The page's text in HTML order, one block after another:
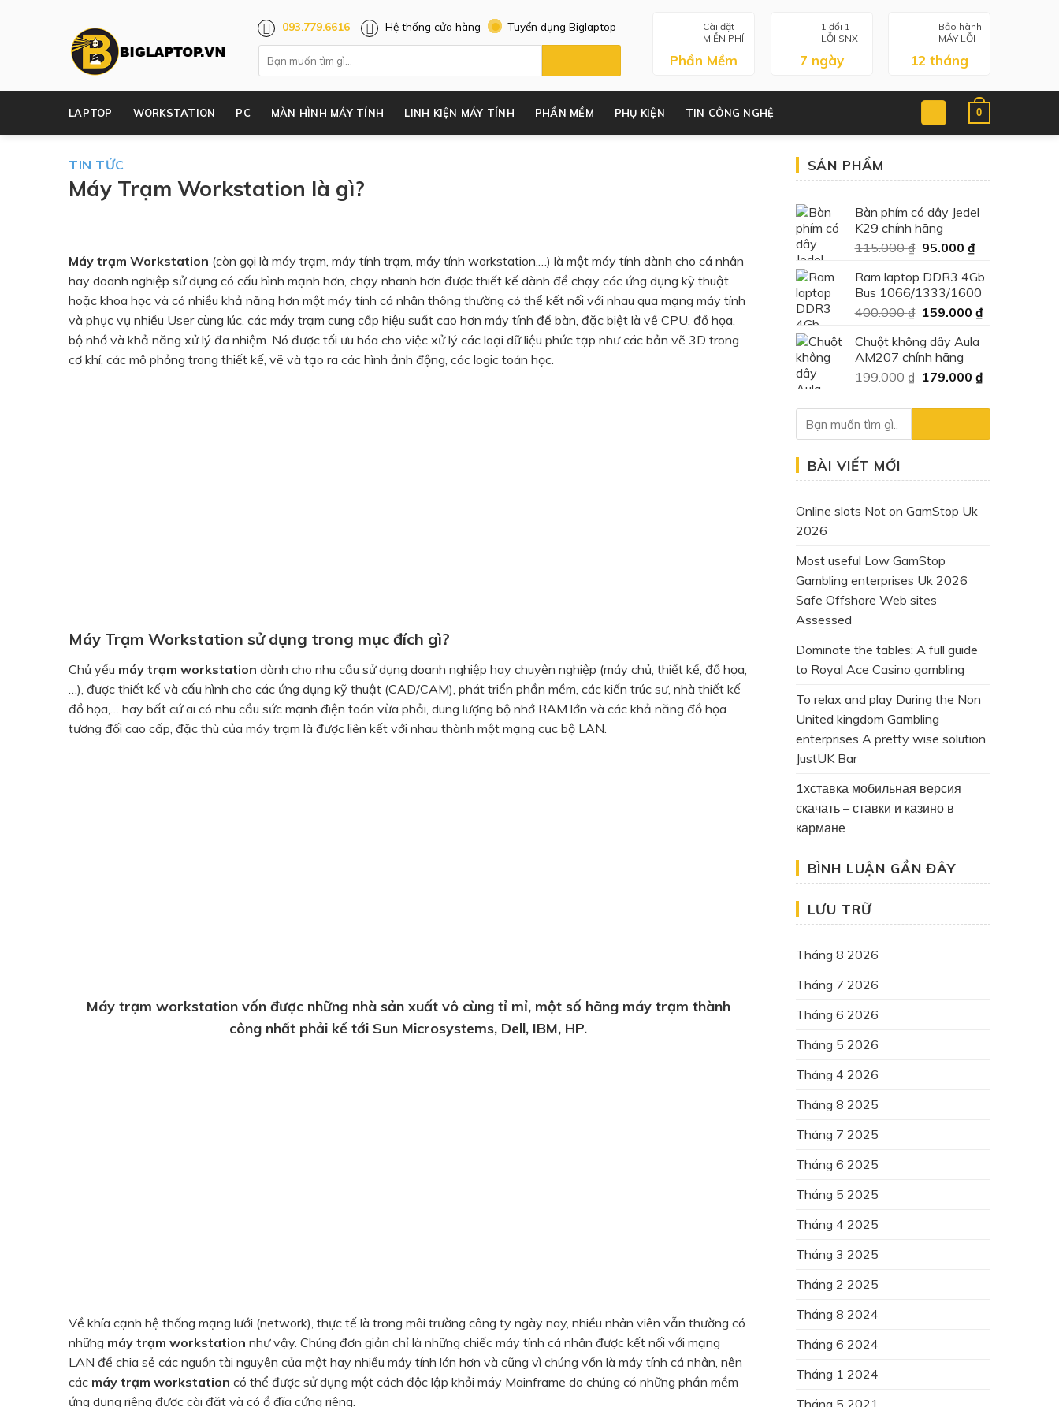
093.779.6616 Hệ thống cửa hàng Tuyển dụng Biglaptop
Cài đặt
MIỄN PHÍ
Phần Mềm
1 đổi 1
LỖI SNX
7 ngày
Bảo hành
MÁY LỖI
12 tháng
LAPTOP WORKSTATION PC MÀN HÌNH MÁY TÍNH LINH KIỆN MÁY TÍNH PHẦN MỀM PHỤ KIỆN TIN CÔNG NGHỆ 0
TIN TỨC
Máy Trạm Workstation là gì?
Máy trạm Workstation (còn gọi là máy trạm, máy tính trạm, máy tính workstation,…) là một máy tính dành cho cá nhân
hay doanh nghiệp sử dụng có cấu hình mạnh hơn, chạy nhanh hơn được thiết kế dành để chạy các ứng dụng kỹ thuật
hoặc khoa học và có nhiều khả năng hơn một máy tính cá nhân thông thường có thể kết nối với nhau qua mạng máy tính
và phục vụ nhiều User cùng lúc, các máy trạm cung cấp hiệu suất cao hơn máy tính để bàn, đặc biệt là về CPU, đồ họa,
bộ nhớ và khả năng xử lý đa nhiệm. Nó được tối ưu hóa cho việc xử lý các loại dữ liệu phức tạp như các bản vẽ 3D trong
cơ khí, các mô phỏng trong thiết kế, vẽ và tạo ra các hình ảnh động, các logic toán học.
Máy Trạm Workstation sử dụng trong mục đích gì?
Chủ yếu máy trạm workstation dành cho nhu cầu sử dụng doanh nghiệp hay chuyên nghiệp (máy chủ, thiết kế, đồ họa,
…), được thiết kế và cấu hình cho các ứng dụng kỹ thuật (CAD/CAM), phát triển phần mềm, các kiến trúc sư, nhà thiết kế
đồ họa,… hay bất cứ ai có nhu cầu sức mạnh điện toán vừa phải, dung lượng bộ nhớ RAM lớn và các khả năng đồ họa
tương đối cao cấp, đặc thù của máy trạm là được liên kết với nhau thành một mạng cục bộ LAN.
Máy trạm workstation vốn được những nhà sản xuất vô cùng tỉ mỉ, một số hãng máy trạm thành
công nhất phải kể tới Sun Microsystems, Dell, IBM, HP.
Về khía cạnh hệ thống mạng lưới (network), thực tế là trong môi trường công ty ngày nay, nhiều nhân viên vẫn thường có
những máy trạm workstation như vậy. Chúng đơn giản chỉ là những chiếc máy tính cá nhân được kết nối với mạng
LAN để chia sẻ các nguồn tài nguyên của một hay nhiều máy tính lớn hơn và cũng vì chúng vốn là máy tính cá nhân, nên
các máy trạm workstation có thể được sử dụng một cách độc lập khỏi máy Mainframe do chúng có những phần mềm
ứng dụng riêng được cài đặt và có ổ đĩa cứng riêng.
SẢN PHẨM
Bàn phím có dây Jedel
K29 chính hãng
115.000₫ Giá
là:
115.000 ₫.
95.000₫Giá
tại
là:
95.000 ₫.
Ram laptop DDR3 4Gb
Bus 1066/1333/1600
400.000₫ Giá
là:
400.000 ₫.
159.000₫Giá
159.000 ₫.
Chuột không dây Aula
AM207 chính hãng
199.000₫ Giá
là:
179.000₫Giá
tại
179.000 ₫.
BÀI VIẾT MỚI
Online slots Not on GamStop Uk
2026
Most useful Low GamStop
Gambling enterprises Uk 2026
Safe Offshore Web sites
Assessed
Dominate the tables: A full guide
to Royal Ace Casino gambling
To relax and play During the Non
United kingdom Gambling
enterprises A pretty wise solution
JustUK Bar
1хставка мобильная версия
скачать – ставки и казино в
кармане
BÌNH LUẬN GẦN ĐÂY
LƯU TRỮ
Tháng 8 2026
Tháng 7 2026
Tháng 6 2026
Tháng 5 2026
Tháng 4 2026
Tháng 8 2025
Tháng 7 2025
Tháng 6 2025
Tháng 5 2025
Tháng 4 2025
Tháng 3 2025
Tháng 2 2025
Tháng 8 2024
Tháng 6 2024
Tháng 1 2024
Tháng 5 2021